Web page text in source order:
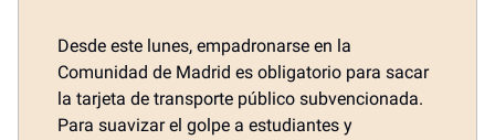
Desde este lunes, empadronarse en la
Comunidad de Madrid es obligatorio para sacar
la tarjeta de transporte público subvencionada.
Para suavizar el golpe a estudiantes y